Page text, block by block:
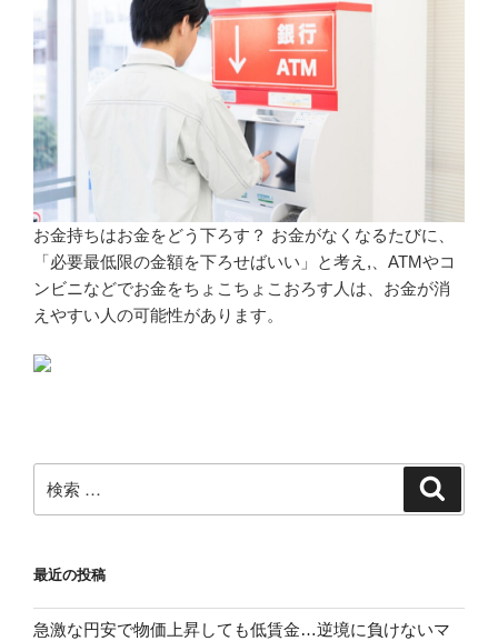
お金持ちはお金をどう下ろす？ お金がなくなるたびに、
「必要最低限の金額を下ろせばいい」と考え,、ATMやコ
ンビニなどでお金をちょこちょこおろす人は、お金が消
えやすい人の可能性があります。
索:
最近の投稿
急激な円安で物価上昇しても低賃金…逆境に負けないマ